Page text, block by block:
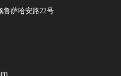
鲁萨哈安路22号